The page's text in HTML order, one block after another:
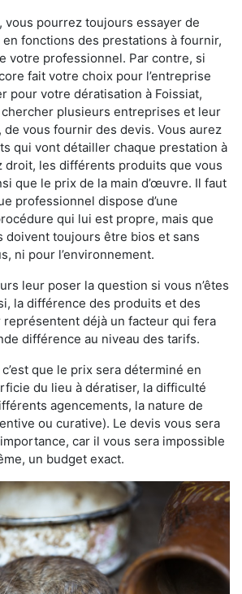
vous pourrez toujours essayer de
fonctions des prestations à fournir,
votre professionnel. Par contre, si
fait votre choix pour l’entreprise
pour votre dératisation à Foissiat,
plusieurs entreprises et leur
de vous fournir des devis. Vous aurez
qui vont détailler chaque prestation à
droit, les différents produits que vous
que le prix de la main d’œuvre. Il faut
professionnel dispose d’une
qui lui est propre, mais que
doivent toujours être bios et sans
ni pour l’environnement.
leur poser la question si vous n’êtes
la différence des produits et des
déjà un facteur qui fera
différence au niveau des tarifs.
c’est que le prix sera déterminé en
du lieu à dératiser, la difficulté
agencements, la nature de
ou curative). Le devis vous sera
car il vous sera impossible
un budget exact.